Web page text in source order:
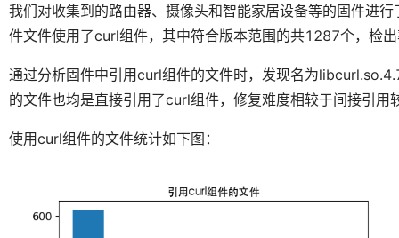
我们对收集到的路由器、摄像头和智能家居设备等的固件进
件文件使用了curl组件，其中符合版本范围的共1287个，检
通过分析固件中引用curl组件的文件时，发现名为
的文件也均是直接引用了curl组件，修复难度相较于间接引用
使用curl组件的文件统计如下图：